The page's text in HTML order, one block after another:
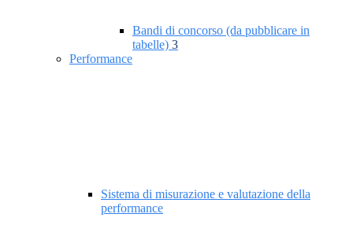
Bandi di concorso (da pubblicare in
tabelle) 3
Performance
Sistema di misurazione e valutazione della
performance